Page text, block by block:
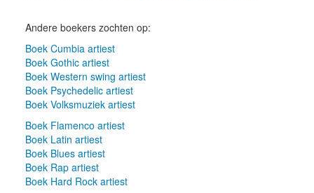
Andere boekers zochten op:
Boek Cumbia artiest
Boek Gothic artiest
Boek Western swing artiest
Boek Psychedelic artiest
Boek Volksmuziek artiest
Boek Flamenco artiest
Boek Latin artiest
Boek Blues artiest
Boek Rap artiest
Boek Hard Rock artiest